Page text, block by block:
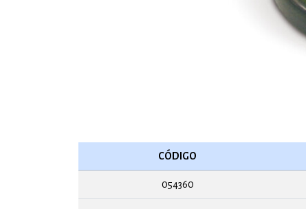
CÓDIGO
054360